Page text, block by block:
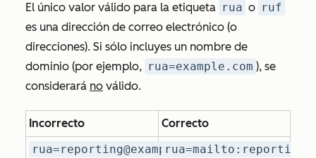
El único valor válido para la etiqueta rua o ruf
es una dirección de correo electrónico (o
direcciones). Si sólo incluyes un nombre de
dominio (por ejemplo, rua=example.com ), se
considerará no válido.
Incorrecto
Correcto
rua=reporting@example.com;